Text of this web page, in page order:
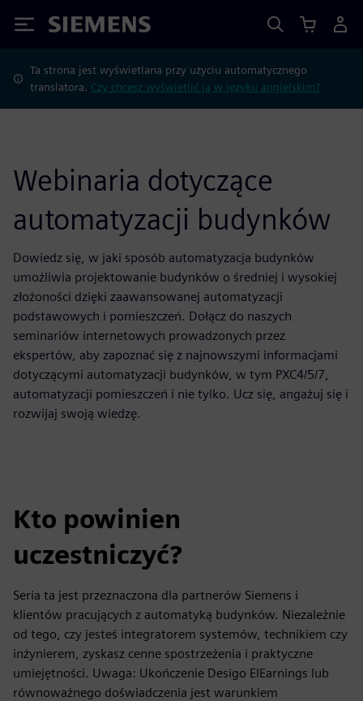
Siemens
Ta strona jest wyświetlana przy użyciu automatycznego
translatora. Czy chcesz wyświetlić ją w języku angielskim?
Webinaria dotyczące
automatyzacji budynków
Dowiedz się, w jaki sposób automatyzacja budynków
umożliwia projektowanie budynków o średniej i wysokiej
złożoności dzięki zaawansowanej automatyzacji
podstawowych i pomieszczeń. Dołącz do naszych
seminariów internetowych prowadzonych przez
ekspertów, aby zapoznać się z najnowszymi informacjami
dotyczącymi automatyzacji budynków, w tym PXC4/5/7,
automatyzacji pomieszczeń i nie tylko. Ucz się, angażuj się i
rozwijaj swoją wiedzę.
Kto powinien
uczestniczyć?
Seria ta jest przeznaczona dla partnerów Siemens i
klientów pracujących z automatyką budynków. Niezależnie
od tego, czy jesteś integratorem systemów, technikiem czy
inżynierem, zyskasz cenne spostrzeżenia i praktyczne
umiejętności. Uwaga: Ukończenie Desigo ElEarnings lub
równoważnego doświadczenia jest warunkiem